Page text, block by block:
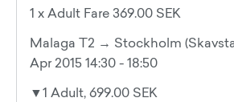
1 x Adult Fare 369.00 SEK
Malaga T2 → Stockholm
Apr 2015 14:30 - 18:50
▼1 Adult, 699.00 SEK